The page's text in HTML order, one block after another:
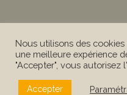
Nous utilisons des
une meilleure expérience
"Accepter", vous autorisez
Accepter